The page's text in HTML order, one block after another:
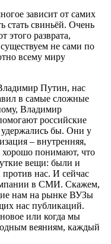
зависит от самих
стать свиньёй. Очень
этого разврата,
не сами по
всему миру
Путин, нас
в самые сложные
Владимир
российские
бы. Они у
– внутренняя,
хорошо понимают, что
вещи: были и
нас. И сейчас
в СМИ. Скажем,
нам на рынке ВУЗы
нас публикаций.
или когда мы
веяниям, каждый